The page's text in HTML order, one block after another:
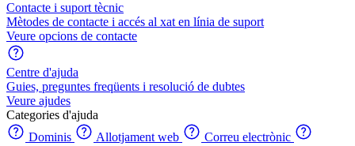
Contacte i suport tècnic
Mètodes de contacte i accés al xat en línia de suport
Veure opcions de contacte
Centre d'ajuda
Guies, preguntes freqüents i resolució de dubtes
Veure ajudes
Categories d'ajuda
Dominis
Allotjament web
Correu electrònic